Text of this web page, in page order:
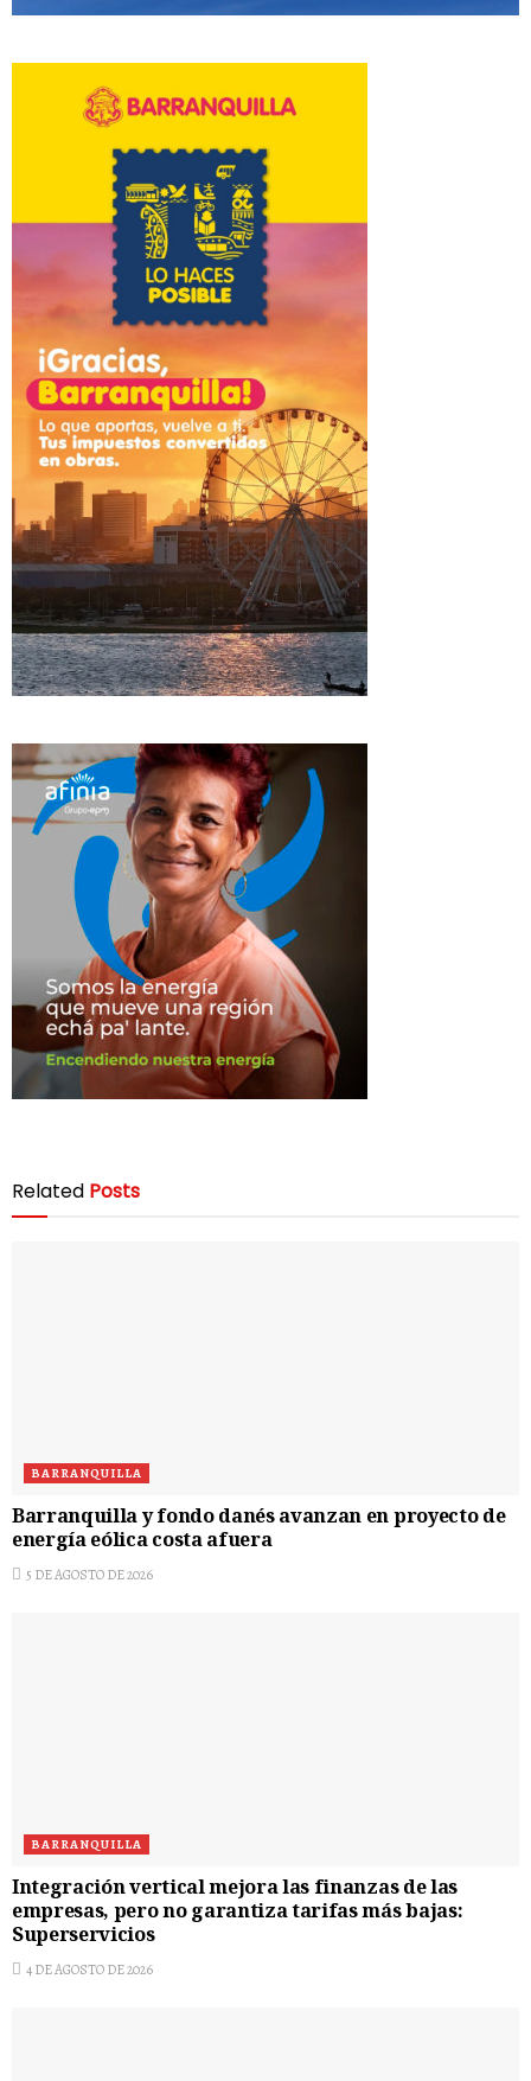
Related Posts
BARRANQUILLA
Barranquilla y fondo danés avanzan en proyecto de
energía eólica costa afuera
5 DE AGOSTO DE 2026
BARRANQUILLA
Integración vertical mejora las finanzas de las
empresas, pero no garantiza tarifas más bajas:
Superservicios
4 DE AGOSTO DE 2026